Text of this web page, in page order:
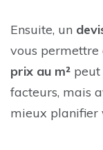
Ensuite, un
vous permettre
prix au m²
facteurs, mais
mieux planifier